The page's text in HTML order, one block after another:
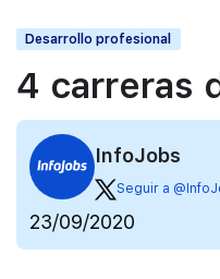
Desarrollo profesional
4 carreras
InfoJobs
Seguir a
23/09/2020